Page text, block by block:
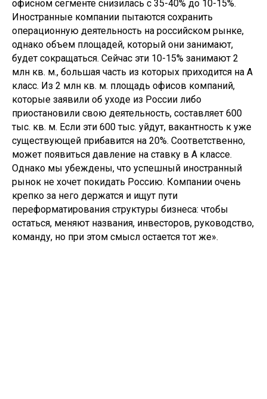
офисном сегменте снизилась с 35-40% до 10-15%.
Иностранные компании пытаются сохранить
операционную деятельность на российском рынке,
однако объем площадей, который они занимают,
будет сокращаться. Сейчас эти 10-15% занимают 2
млн кв. м., большая часть из которых приходится на А
класс. Из 2 млн кв. м. площадь офисов компаний,
которые заявили об уходе из России либо
приостановили свою деятельность, составляет 600
тыс. кв. м. Если эти 600 тыс. уйдут, вакантность к уже
существующей прибавится на 20%. Соответственно,
может появиться давление на ставку в А классе.
Однако мы убеждены, что успешный иностранный
рынок не хочет покидать Россию. Компании очень
крепко за него держатся и ищут пути
переформатирования структуры бизнеса: чтобы
остаться, меняют названия, инвесторов, руководство,
команду, но при этом смысл остается тот же».